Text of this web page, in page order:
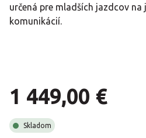
určená pre mladších jazdcov
komunikácií.
1 449,00 €
Skladom